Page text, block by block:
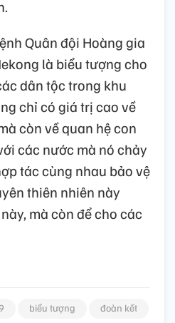
Quân đội Hoàng gia
là biểu tượng cho
dân tộc trong khu
chỉ có giá trị cao về
còn về quan hệ con
các nước mà nó chảy
tác cùng nhau bảo vệ
thiên nhiên này
mà còn để cho các
biểu tượng
đoàn kết